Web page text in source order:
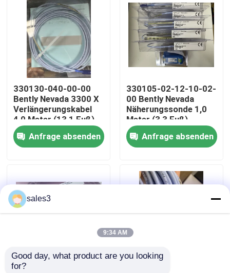
Produkte
Über uns
Werksbesichtigung
Kontakt mit uns
Neuigkeiten
News
Allein Bradley PLC Produkte
PEPPERL FUCHS Isolierte Barriere
330130-040-00-00
Bently Nevada 3300 X
Verlängerungskabel
4,0 Meter (13,1 Fuß)
Anfrage absenden
330105-02-12-10-02-
00 Bently Nevada
Näherungssonde 1,0
Meter (3,3 Fuß)
Anfrage absenden
200151-60-03-00
sales3
9:34 AM
Good day, what product are you looking
for?